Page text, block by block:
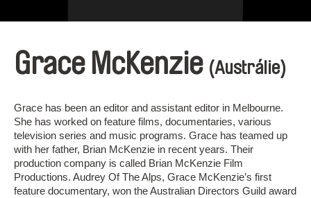
Grace McKenzie (Austrálie)
Grace has been an editor and assistant editor in Melbourne.
She has worked on feature films, documentaries, various
television series and music programs. Grace has teamed up
with her father, Brian McKenzie in recent years. Their
production company is called Brian McKenzie Film
Productions. Audrey Of The Alps, Grace McKenzie’s first
feature documentary, won the Australian Directors Guild award